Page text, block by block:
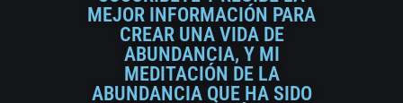
MEJOR INFORMACIÓN PARA
CREAR UNA VIDA DE
ABUNDANCIA, Y MI
MEDITACIÓN DE LA
ABUNDANCIA QUE HA SIDO